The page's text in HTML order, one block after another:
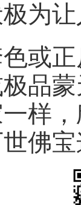
为
或正
品
样
佛